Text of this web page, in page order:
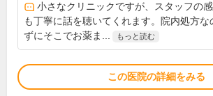
小さなクリニックですが、スタッフの
も丁寧に話を聴いてくれます。院内処方な
ずにそこでお薬ま...
もっと読む
この医院の詳細をみる